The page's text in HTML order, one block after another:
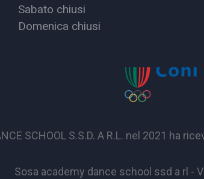
Sabato chiusi
Domenica chiusi
SCHOOL S.S.D. A R.L. nel 2021 ha
Sosa academy dance school ssd a rl -